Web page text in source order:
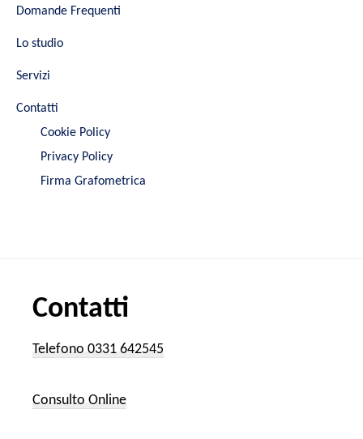
Domande Frequenti
Lo studio
Servizi
Contatti
Cookie Policy
Privacy Policy
Firma Grafometrica
Contatti
Telefono 0331 642545
Consulto Online